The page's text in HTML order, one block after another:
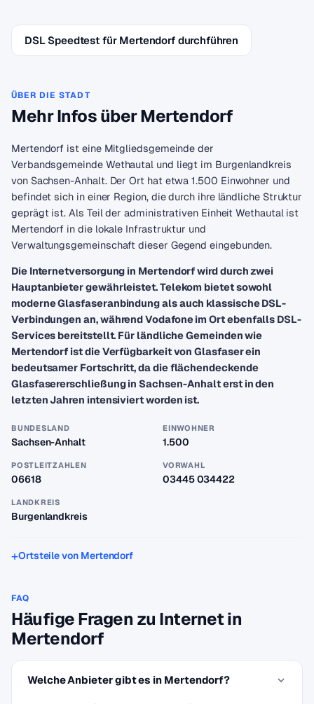
DSL Speedtest für Mertendorf durchführen
ÜBER DIE STADT
Mehr Infos über Mertendorf
Mertendorf ist eine Mitgliedsgemeinde der
Verbandsgemeinde Wethautal und liegt im Burgenlandkreis
von Sachsen-Anhalt. Der Ort hat etwa 1.500 Einwohner und
befindet sich in einer Region, die durch ihre ländliche Struktur
geprägt ist. Als Teil der administrativen Einheit Wethautal ist
Mertendorf in die lokale Infrastruktur und
Verwaltungsgemeinschaft dieser Gegend eingebunden.
Die Internetversorgung in Mertendorf wird durch zwei
Hauptanbieter gewährleistet. Telekom bietet sowohl
moderne Glasfaseranbindung als auch klassische DSL-
Verbindungen an, während Vodafone im Ort ebenfalls DSL-
Services bereitstellt. Für ländliche Gemeinden wie
Mertendorf ist die Verfügbarkeit von Glasfaser ein
bedeutsamer Fortschritt, da die flächendeckende
Glasfasererschließung in Sachsen-Anhalt erst in den
letzten Jahren intensiviert worden ist.
BUNDESLAND
Sachsen-Anhalt
EINWOHNER
1.500
POSTLEITZAHLEN
06618
VORWAHL
03445 034422
LANDKREIS
Burgenlandkreis
Ortsteile von Mertendorf
FAQ
Häufige Fragen zu Internet in
Mertendorf
Welche Anbieter gibt es in Mertendorf?